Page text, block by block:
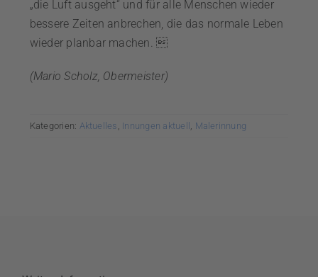
„die Luft ausgeht“ und für alle Menschen wieder
bessere Zeiten an­brechen, die das normale Leben
wieder planbar machen. 
(Mario Scholz, Obermeister)
Kategorien: Aktuelles Innungen aktuell Malerinnung